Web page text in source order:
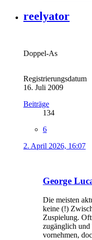
reelyator
Doppel-As
Registrierungsdatum
16. Juli 2009
Beiträge
134
6
2. April 2026, 16:07
George
Die meisten
keine (!)
Zuspielung.
zugänglich und
vornehmen,